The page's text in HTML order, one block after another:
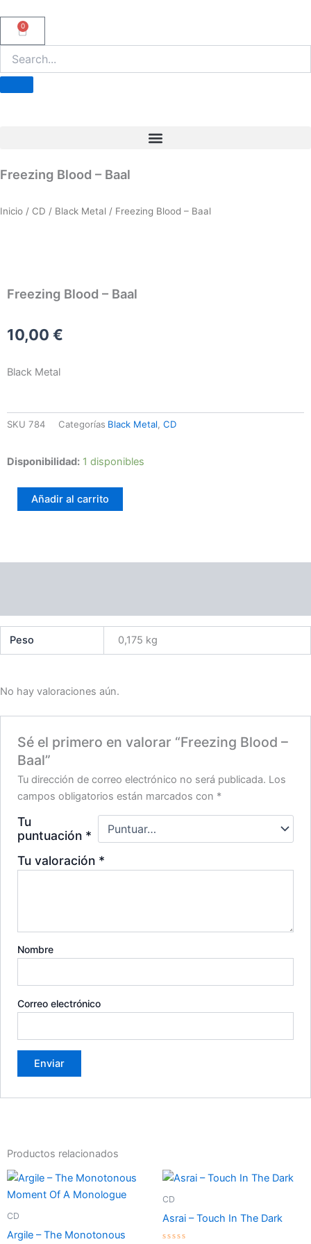
0
Carrito
Freezing Blood – Baal
Inicio / CD / Black Metal / Freezing Blood – Baal
Freezing Blood – Baal
10,00 €
Black Metal
SKU 784 Categorías Black Metal, CD
Disponibilidad: 1 disponibles
Freezing
cantidad
Añadir al carrito
Peso 0,175 kg
No hay valoraciones aún.
Sé el primero en valorar “Freezing Blood –
Baal”
Tu dirección de correo electrónico no será publicada. Los
campos obligatorios están marcados con *
Tu
puntuación *
Tu valoración *
Nombre
Correo electrónico
Productos relacionados
CD
Argile – The Monotonous
CD
Asrai – Touch In The Dark